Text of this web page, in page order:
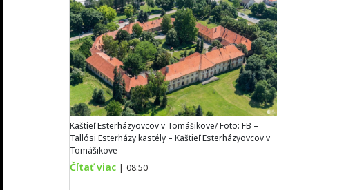
Kaštieľ Esterházyovcov v Tomášikove/ Foto: FB –
Tallósi Esterházy kastély – Kaštieľ Esterházyovcov v
Tomášikove
Čítať viac | 08:50